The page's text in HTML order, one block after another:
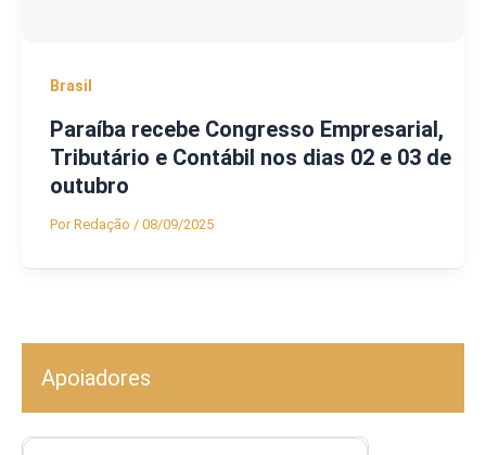
Brasil
Paraíba recebe Congresso Empresarial,
Tributário e Contábil nos dias 02 e 03 de
outubro
PorRedação / 08/09/2025
Apoiadores